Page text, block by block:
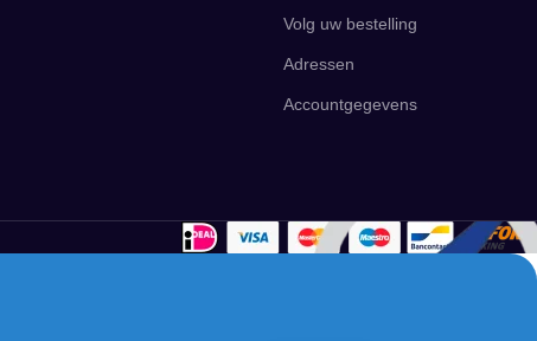
Volg uw bestelling
Adressen
Accountgegevens